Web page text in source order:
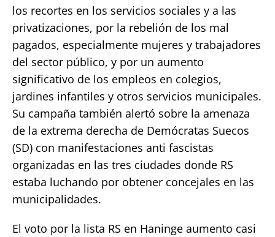
los recortes en los servicios sociales y a las
privatizaciones, por la rebelión de los mal
pagados, especialmente mujeres y trabajadores
del sector público, y por un aumento
significativo de los empleos en colegios,
jardines infantiles y otros servicios municipales.
Su campaña también alertó sobre la amenaza
de la extrema derecha de Demócratas Suecos
(SD) con manifestaciones anti fascistas
organizadas en las tres ciudades donde RS
estaba luchando por obtener concejales en las
municipalidades.
El voto por la lista RS en Haninge aumento casi